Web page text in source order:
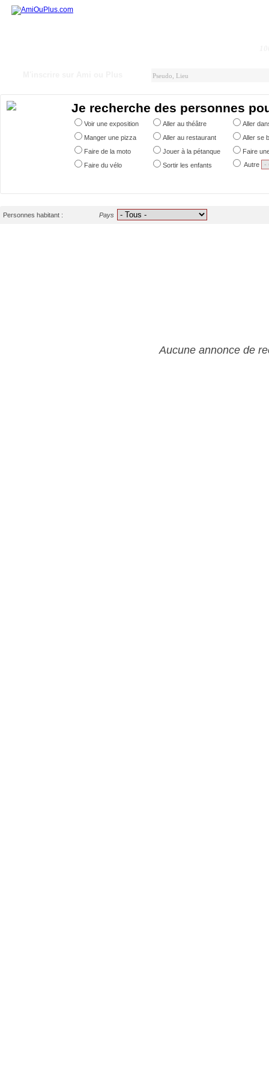
Je recherche des personnes
Voir une exposition Aller au théâtre
Aller
Manger une pizza
Aller au restaurant
Aller se
Faire de la moto
Jouer à la pétanque
Faire
Faire du vélo
Sortir les enfants Autre
Personnes habitant : Pays
Aucune annonce de